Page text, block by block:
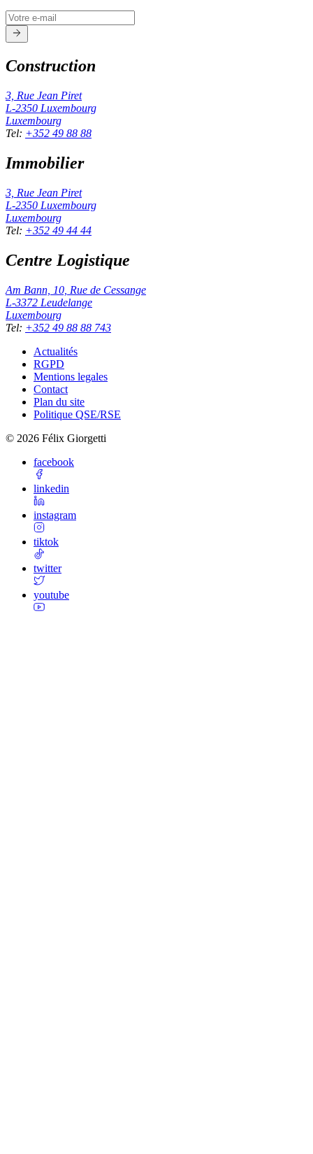
Construction
3, Rue Jean Piret
L-2350 Luxembourg
Luxembourg
Tel: +352 49 88 88
Immobilier
3, Rue Jean Piret
L-2350 Luxembourg
Luxembourg
Tel: +352 49 44 44
Centre Logistique
Am Bann, 10, Rue de Cessange
L-3372 Leudelange
Luxembourg
Tel: +352 49 88 88 743
Actualités
RGPD
Mentions legales
Contact
Plan du site
Politique QSE/RSE
© 2026 Félix Giorgetti
facebook
linkedin
instagram
tiktok
twitter
youtube